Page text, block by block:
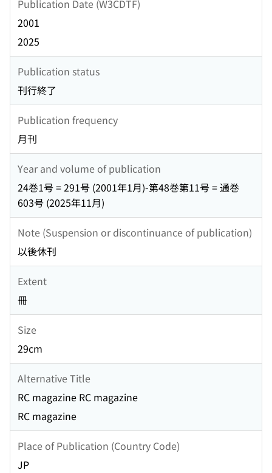
Publication Date (W3CDTF)
2001
2025
Publication status
刊行終了
Publication frequency
月刊
Year and volume of publication
24巻1号 = 291号 (2001年1月)-第48巻第11号 = 通巻
603号 (2025年11月)
Note (Suspension or discontinuance of publication)
以後休刊
Extent
冊
Size
29cm
Alternative Title
RC magazine RC magazine
RC magazine
Place of Publication (Country Code)
JP